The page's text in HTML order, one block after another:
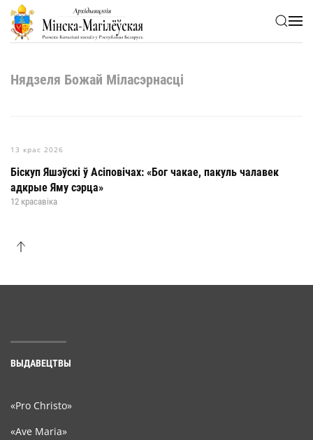
Skip to main content
Нядзеля Божай Міласэрнасці
13 крас 2026
Біскуп Яшэўскі ў Асіповічах: «Бог чакае, пакуль чалавек
адкрые Яму сэрца»
12 красавіка
ВЫДАВЕЦТВЫ
«Pro Christo»
«Ave Maria»